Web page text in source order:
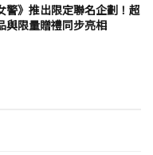
警》推出限定聯名企劃！超
與限量贈禮同步亮相